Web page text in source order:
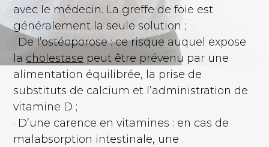
avec le médecin. La greffe de foie est
généralement la seule solution ;
· De l’ostéoporose : ce risque auquel expose
la cholestase peut être prévenu par une
alimentation équilibrée, la prise de
substituts de calcium et l’administration de
vitamine D ;
· D’une carence en vitamines : en cas de
malabsorption intestinale, une